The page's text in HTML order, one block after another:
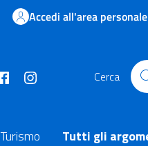
Accedi all'area personale
facebookinstagramCerca
Turismo Tutti gli